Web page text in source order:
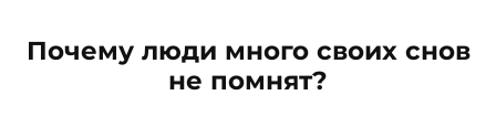
Почему люди много своих снов
не помнят?